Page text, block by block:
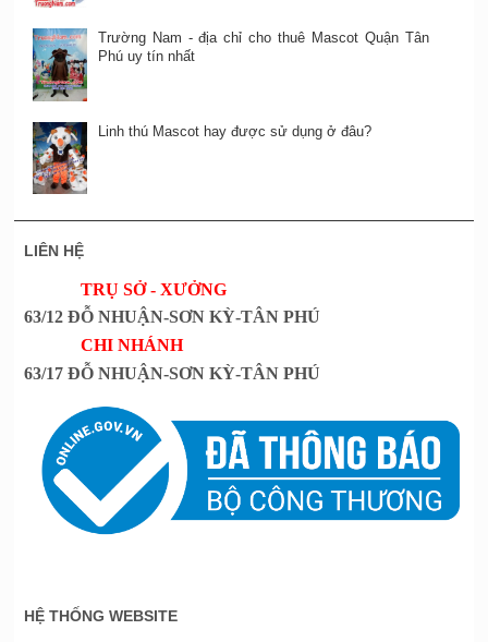
Trường Nam - địa chỉ cho thuê Mascot Quận Tân
Phú uy tín nhất
Linh thú Mascot hay được sử dụng ở đâu?
LIÊN HỆ
TRỤ SỞ - XƯỞNG
63/12 ĐỖ NHUẬN-SƠN KỲ-TÂN PHÚ
CHI NHÁNH
63/17 ĐỖ NHUẬN-SƠN KỲ-TÂN PHÚ
HỆ THỐNG WEBSITE